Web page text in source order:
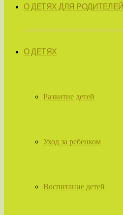
О ДЕТЯХ ДЛЯ РОДИТЕЛЕЙ
О ДЕТЯХ
Развитие детей
Уход за ребенком
Воспитание детей